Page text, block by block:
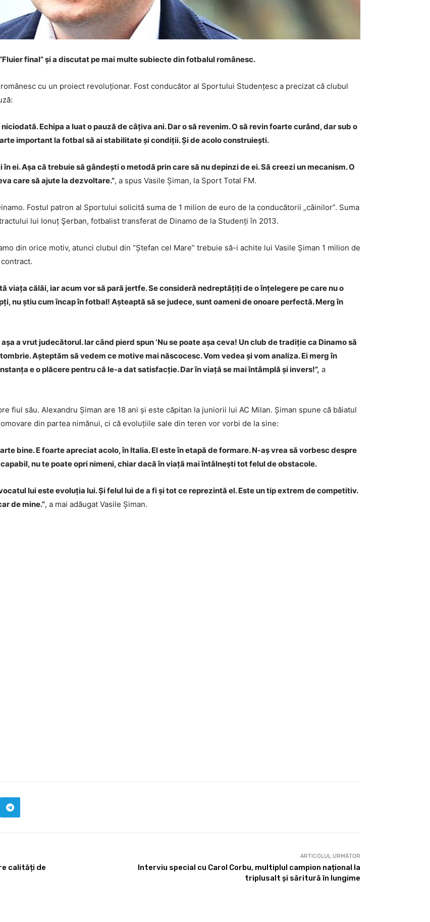
final” și a discutat pe mai multe subiecte din fotbalul românesc.
cu un proiect revoluționar. Fost conducător al Sportului Studențesc a precizat că clubul
Echipa a luat o pauză de câțiva ani. Dar o să revenim. O să revin foarte curând, dar sub o
important la fotbal să ai stabilitate și condiții. Și de acolo construiești.
ei. Așa că trebuie să gândești o metodă prin care să nu depinzi de ei. Să creezi un mecanism. O
care să ajute la dezvoltare.”, a spus Vasile Șiman, la Sport Total FM.
Fostul patron al Sportului solicită suma de 1 milion de euro de la conducătorii „câinilor”. Suma
lui Ionuț Şerban, fotbalist transferat de Dinamo de la Studenți în 2013.
din orice motiv, atunci clubul din “Ștefan cel Mare” trebuie să-i achite lui Vasile Șiman 1 milion de
viața călăi, iar acum vor să pară jertfe. Se consideră nedreptățiți de o înțelegere pe care nu o
nu știu cum încap în fotbal! Așteaptă să se judece, sunt oameni de onoare perfectă. Merg în
a vrut judecătorul. Iar când pierd spun ‘Nu se poate așa ceva! Un club de tradiție ca Dinamo să
Așteptăm să vedem ce motive mai născocesc. Vom vedea și vom analiza. Ei merg în
e o plăcere pentru că le-a dat satisfacție. Dar în viață se mai întâmplă și invers!”, a
fiul său. Alexandru Șiman are 18 ani și este căpitan la juniorii lui AC Milan. Șiman spune că băiatul
din partea nimănui, ci că evoluțiile sale din teren vor vorbi de la sine:
bine. E foarte apreciat acolo, în Italia. El este în etapă de formare. N-aș vrea să vorbesc despre
nu te poate opri nimeni, chiar dacă în viață mai întâlnești tot felul de obstacole.
lui este evoluția lui. Și felul lui de a fi și tot ce reprezintă el. Este un tip extrem de competitiv.
de mine.”, a mai adăugat Vasile Șiman.
calități de
ARTICOLUL URMĂTOR
Interviu special cu Carol Corbu, multiplul campion național la
triplusalt și săritură în lungime